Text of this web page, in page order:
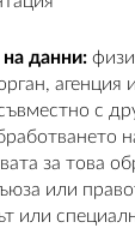
данни:
агенция
с
за това
или
или